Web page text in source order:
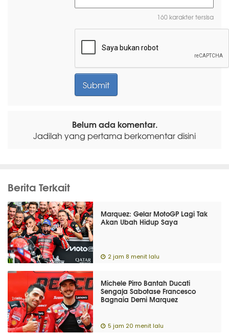
160 karakter tersisa
Belum ada komentar.
Jadilah yang pertama berkomentar disini
Berita Terkait
Marquez: Gelar MotoGP Lagi Tak
Akan Ubah Hidup Saya
2 jam 8 menit lalu
Michele Pirro Bantah Ducati
Sengaja Sabotase Francesco
Bagnaia Demi Marquez
5 jam 20 menit lalu